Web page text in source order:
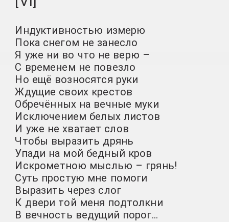
Индуктивностью измерю
Пока снегом не занесло
Я уже ни во что не верю –
С временем не повезло
Но ещё возносятся руки
Ждущие своих крестов
Обречённых на вечные муки
Исключением белых листов
И уже не хватает слов
Чтобы выразить дрянь
Упади на мой бедный кров
Искрометною мыслью – грянь!
Суть простую мне помоги
Выразить через слог
К двери той меня подтолкни
В вечность ведущий порог…